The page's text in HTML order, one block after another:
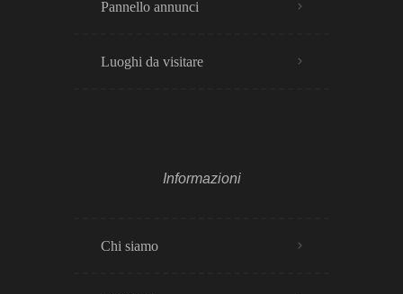
Pannello annunci
Luoghi da visitare
Informazioni
Chi siamo